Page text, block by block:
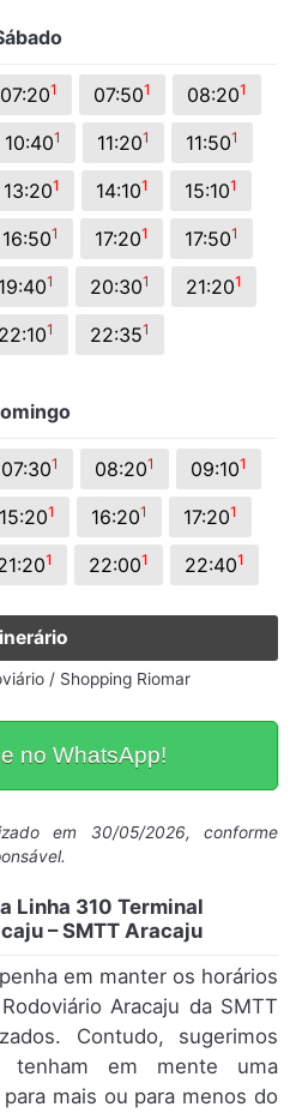
07:201 07:501 08:201
10:401 11:201 11:501
13:201 14:101 15:101
16:501 17:201 17:501
19:401 20:301 21:201
22:101 22:351
07:301 08:201 09:101
15:201 16:201 17:201
1 22:001 22:401
/ Shopping Riomar
no WhatsApp!
em 30/05/2026, conforme
Linha 310 Terminal
– SMTT Aracaju
em manter os horários
Aracaju da SMTT
Contudo, sugerimos
tenham em mente uma
mais ou para menos do